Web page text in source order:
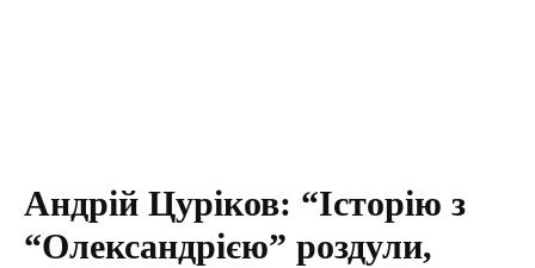
Андрій Цуріков: “Історію з
“Олександрією” роздули,